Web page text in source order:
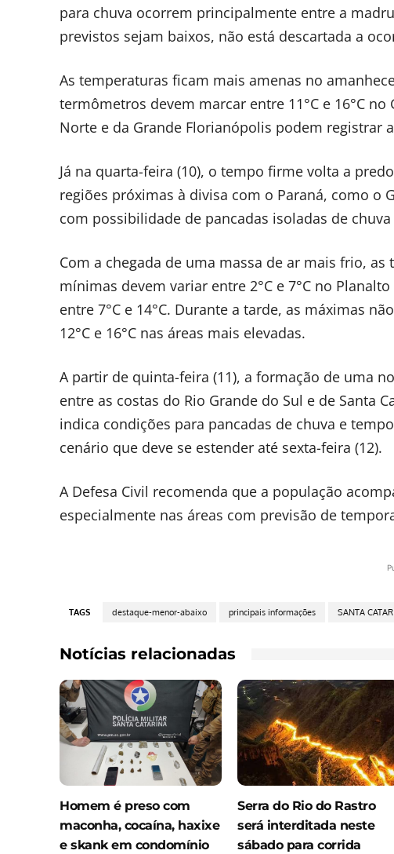
para chuva ocorrem principalmente entre a
previstos sejam baixos, não está descartada a
As temperaturas ficam mais amenas no
termômetros devem marcar entre 11°C e 16°C
Norte e da Grande Florianópolis podem registrar
Já na quarta-feira (10), o tempo firme volta a
regiões próximas à divisa com o Paraná, como o
com possibilidade de pancadas isoladas de
Com a chegada de uma massa de ar mais frio,
mínimas devem variar entre 2°C e 7°C no
entre 7°C e 14°C. Durante a tarde, as máximas
12°C e 16°C nas áreas mais elevadas.
A partir de quinta-feira (11), a formação de uma
entre as costas do Rio Grande do Sul e de Santa
indica condições para pancadas de chuva e
cenário que deve se estender até sexta-feira (12).
A Defesa Civil recomenda que a população
especialmente nas áreas com previsão de
TAGS destaque-menor-abaixo principais informações SANTA
Notícias relacionadas
Homem é preso com
maconha, cocaína, haxixe
e skank em condomínio
Serra do Rio do Rastro
será interditada neste
sábado para corrida